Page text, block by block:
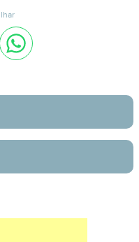
no Facebook
no Twitter
Compartilhar no